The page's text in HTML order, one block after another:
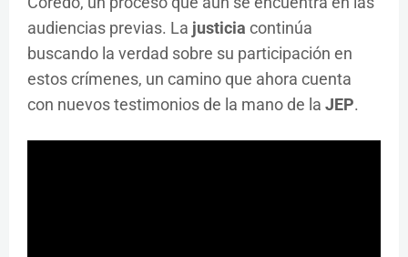
audiencias previas. La justicia continúa
buscando la verdad sobre su participación en
estos crímenes, un camino que ahora cuenta
con nuevos testimonios de la mano de la JEP.